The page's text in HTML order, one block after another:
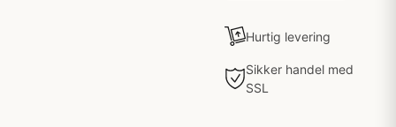
Hurtig levering
Sikker handel med
SSL